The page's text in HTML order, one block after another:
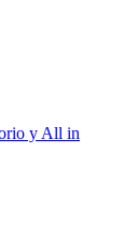
y All in